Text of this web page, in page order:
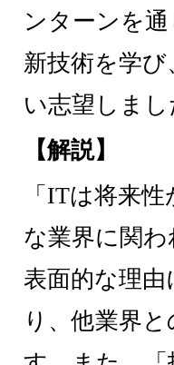
ンターンを
新技術を学
い志望しまし
【解説】
「ITは将来
な業界に関
表面的な理
り、他業界